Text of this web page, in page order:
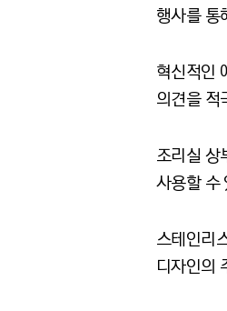
행사를 통
혁신적인
의견을 적
조리실 상
사용할 수
스테인리
디자인의